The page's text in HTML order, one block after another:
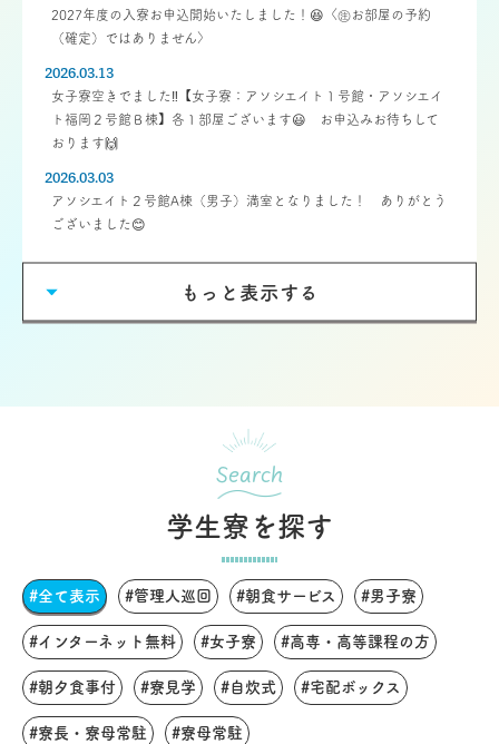
2027年度の入寮お申込開始いたしました！😆〈㊟お部屋の予約
（確定）ではありません〉
2026.03.13
女子寮空きでました‼️【女子寮：アソシエイト１号館・アソシエイ
ト福岡２号館Ｂ棟】各１部屋ございます😃 お申込みお待ちして
おります🙌
2026.03.03
アソシエイト２号館A棟（男子）満室となりました！ ありがとう
ございました😊
もっと表示する
Search
学生寮を探す
#全て表示 #管理人巡回 #朝食サービス #男子寮
#インターネット無料 #女子寮 #高専・高等課程の方
#朝夕食事付 #寮見学 #自炊式 #宅配ボックス
#寮長・寮母常駐 #寮母常駐